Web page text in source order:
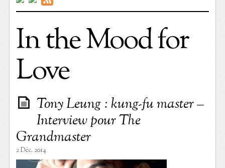
In the Mood for
Love
Tony Leung : kung-fu master –
Interview pour The
Grandmaster
2 Déc. 2014